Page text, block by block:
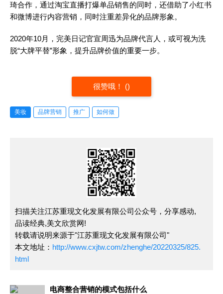
琦合作，通过淘宝直播打爆单品销售的同时，还借助了小红书
和微博进行内容营销，同时注重差异化的品牌形象。
2020年10月，完美日记官宣周迅为品牌代言人，或可视为洗
脱“大牌平替”形象，提升品牌价值的重要一步。
很赞哦！ ()
美妆 品牌营销 推广 如何做
扫描关注江苏重现文化发展有限公司公众号，分享感动,
品读经典,美文欣赏网!
转载请说明来源于"江苏重现文化发展有限公司"
本文地址： http://www.cxjtw.com/zhenghe/20220325/825.
html
电商整合营销的模式包括什么